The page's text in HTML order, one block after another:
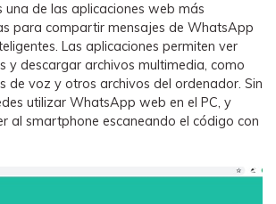
de las aplicaciones web más
para compartir mensajes de WhatsApp
Las aplicaciones permiten ver
y descargar archivos multimedia, como
de voz y otros archivos del ordenador. Sin
utilizar WhatsApp web en el PC, y
al smartphone escaneando el código con